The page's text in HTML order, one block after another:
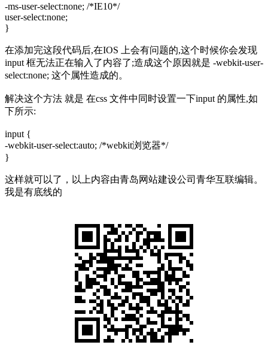
-ms-user-select:none; /*IE10*/
user-select:none;
}
在添加完这段代码后,在IOS 上会有问题的,这个时候你会发现
input 框无法正在输入了内容了;造成这个原因就是 -webkit-user-
select:none; 这个属性造成的。
解决这个方法 就是 在css 文件中同时设置一下input 的属性,如
下所示:
input {
-webkit-user-select:auto; /*webkit浏览器*/
}
这样就可以了，以上内容由青岛网站建设公司青华互联编辑。
我是有底线的